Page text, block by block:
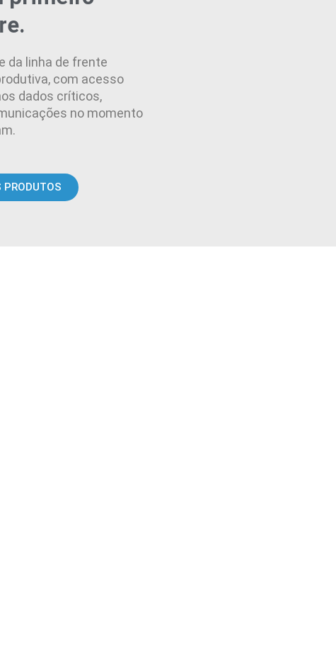
da linha de frente
com acesso
dados críticos,
no momento
PRODUTOS